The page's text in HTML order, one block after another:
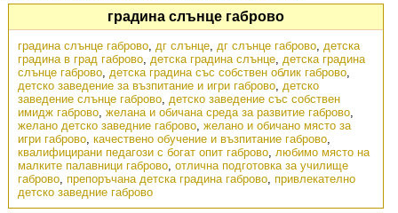
градина слънце габрово
градина слънце габрово, дг слънце, дг слънце габрово, детска
градина в град габрово, детска градина слънце, детска градина
слънце габрово, детска градина със собствен облик габрово,
детско заведение за възпитание и игри габрово, детско
заведение слънце габрово, детско заведение със собствен
имидж габрово, желана и обичана среда за развитие габрово,
желано детско заведние габрово, желано и обичано място за
игри габрово, качествено обучение и възпитание габрово,
квалифицирани педагози с богат опит габрово, любимо място на
малките палавници габрово, отлична подготовка за училище
габрово, препоръчана детска градина габрово, привлекателно
детско заведние габрово